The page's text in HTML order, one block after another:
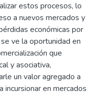
estos procesos, lo
a nuevos mercados y
económicas por
ve la oportunidad en
que
y asociativa,
un valor agregado a
incursionar en mercados